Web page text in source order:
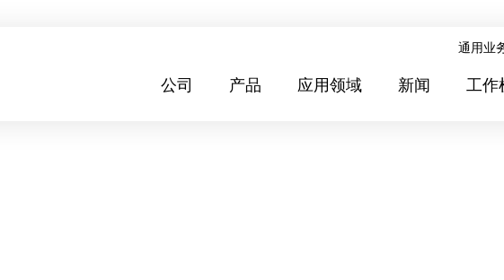
通用业
公司 产品 应用领域 新闻 工作